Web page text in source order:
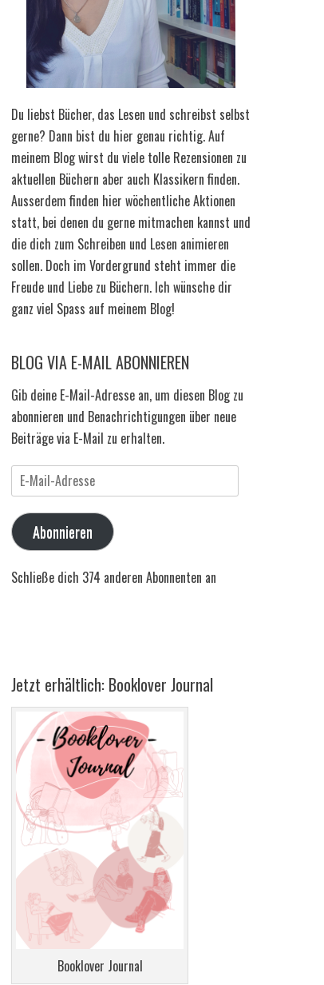
Du liebst Bücher, das Lesen und schreibst selbst
gerne? Dann bist du hier genau richtig. Auf
meinem Blog wirst du viele tolle Rezensionen zu
aktuellen Büchern aber auch Klassikern finden.
Ausserdem finden hier wöchentliche Aktionen
statt, bei denen du gerne mitmachen kannst und
die dich zum Schreiben und Lesen animieren
sollen. Doch im Vordergrund steht immer die
Freude und Liebe zu Büchern. Ich wünsche dir
ganz viel Spass auf meinem Blog!
BLOG VIA E-MAIL ABONNIEREN
Gib deine E-Mail-Adresse an, um diesen Blog zu
abonnieren und Benachrichtigungen über neue
Beiträge via E-Mail zu erhalten.
Mail-
Adresse
Abonnieren
Schließe dich 374 anderen Abonnenten an
Jetzt erhältlich: Booklover Journal
Booklover Journal